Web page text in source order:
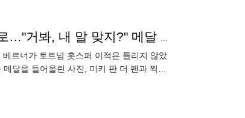
"토트넘에 우승하러 왔다" 27G 1골 '최악의 FW' 발언 현실로…"거봐, 내 말 맞지?" 메달 들고 '인증샷'
르너가 토트넘 홋스퍼 이적은 틀리지 않았
달을 들어올린 사진, 미키 판 더 펜과 찍은